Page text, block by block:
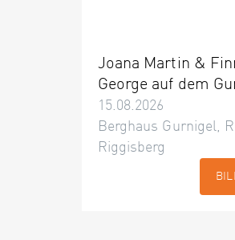
Joana Martin &
George auf dem
15.08.2026
Berghaus Gurnigel,
Riggisberg